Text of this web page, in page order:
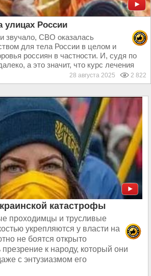
улицах России
звучало, СВО оказалась
для тела России в целом и
россиян в частности. И, судя по
а это значит, что курс лечения
28 августа 2025 2 822
катастрофы
проходимцы и трусливые
укрепляются у власти на
не боятся открыто
к народу, который они
с энтузиазмом его